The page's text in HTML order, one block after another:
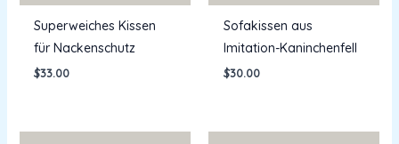
Superweiches Kissen
für Nackenschutz
$33.00
Sofakissen aus
Imitation-Kaninchenfell
$30.00